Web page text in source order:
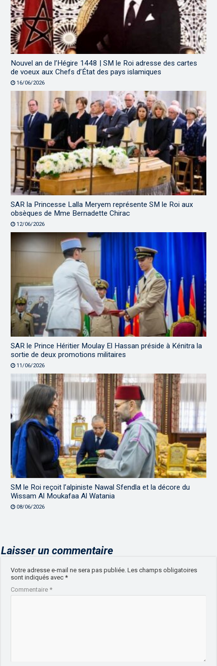
Nouvel an de l’Hégire 1448 | SM le Roi adresse des cartes
de voeux aux Chefs d’État des pays islamiques
16/06/2026
SAR la Princesse Lalla Meryem représente SM le Roi aux
obsèques de Mme Bernadette Chirac
12/06/2026
SAR le Prince Héritier Moulay El Hassan préside à Kénitra la
sortie de deux promotions militaires
11/06/2026
SM le Roi reçoit l’alpiniste Nawal Sfendla et la décore du
Wissam Al Moukafaa Al Watania
08/06/2026
Laisser un commentaire
Votre adresse e-mail ne sera pas publiée. Les champs obligatoires
sont indiqués avec*
Commentaire*